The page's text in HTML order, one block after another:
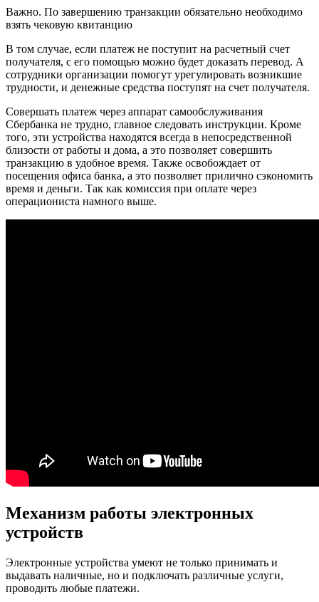
Важно. По завершению транзакции обязательно необходимо
взять чековую квитанцию
В том случае, если платеж не поступит на расчетный счет
получателя, с его помощью можно будет доказать перевод. А
сотрудники организации помогут урегулировать возникшие
трудности, и денежные средства поступят на счет получателя.
Совершать платеж через аппарат самообслуживания
Сбербанка не трудно, главное следовать инструкции. Кроме
того, эти устройства находятся всегда в непосредственной
близости от работы и дома, а это позволяет совершить
транзакцию в удобное время. Также освобождает от
посещения офиса банка, а это позволяет прилично сэкономить
время и деньги. Так как комиссия при оплате через
операциониста намного выше.
Механизм работы электронных
устройств
Электронные устройства умеют не только принимать и
выдавать наличные, но и подключать различные услуги,
проводить любые платежи.